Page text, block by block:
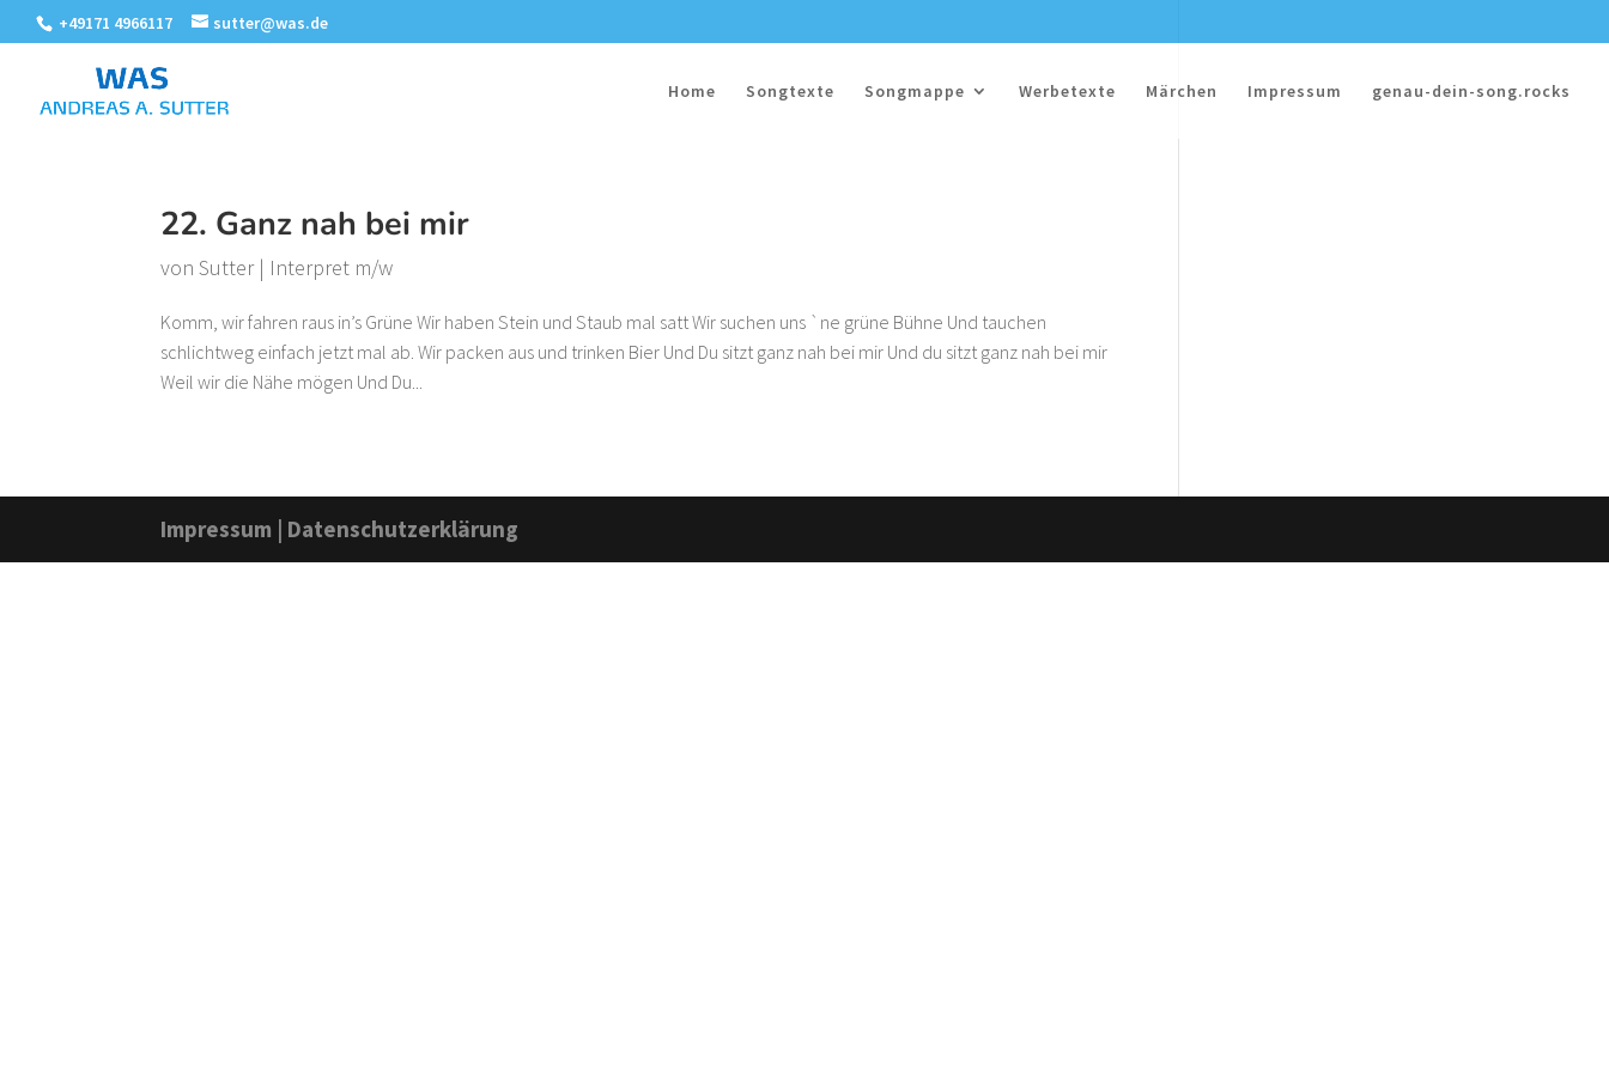
+49171 4966117 sutter@was.de
Home Songtexte Songmappe Werbetexte Märchen Impressum genau-dein-song.rocks
22. Ganz nah bei mir
vonSutter| Interpret m/w
Komm, wir fahren raus in’s Grüne Wir haben Stein und Staub mal satt Wir suchen uns `ne grüne Bühne Und tauchen
schlichtweg einfach jetzt mal ab. Wir packen aus und trinken Bier Und Du sitzt ganz nah bei mir Und du sitzt ganz nah bei mir
Weil wir die Nähe mögen Und Du...
Impressum | Datenschutzerklärung